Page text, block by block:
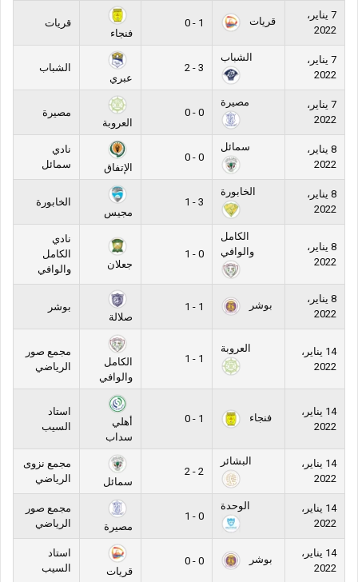
7 يناير،
2022
قريات
1 - 0
فنجاء
قريات
7 يناير،
2022
الشباب
3 - 2
عبري
الشباب
7 يناير،
2022
مصيرة
0 - 0
العروبة
مصيرة
8 يناير،
2022
سمائل
0 - 0
الإتفاق
نادي
سمائل
8 يناير،
2022
الخابورة
3 - 1
مجيس
الخابورة
8 يناير،
2022
الكامل
والوافي
0 - 1
جعلان
نادي
الكامل
والوافي
8 يناير،
2022
بوشر
1 - 1
صلالة
بوشر
14 يناير،
2022
العروبة
1 - 1
الكامل
والوافي
مجمع صور
الرياضي
14 يناير،
2022
فنجاء 1 - 0
أهلي
سداب
استاد
السيب
14 يناير،
2022
البشائر
2 - 2
سمائل
مجمع نزوى
الرياضي
14 يناير،
2022
الوحدة
0 - 1
مصيرة
مجمع صور
الرياضي
14 يناير،
2022
بوشر
0 - 0
قريات
استاد
السيب